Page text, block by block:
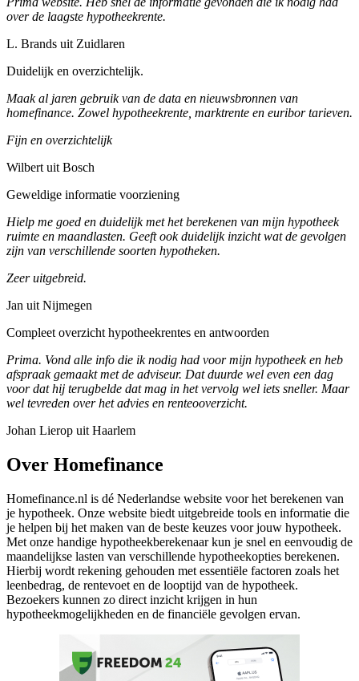
over de laagste hypotheekrente.
L. Brands uit Zuidlaren
Duidelijk en overzichtelijk.
Maak al jaren gebruik van de data en nieuwsbronnen van
homefinance. Zowel hypotheekrente, marktrente en euribor tarieven.
Fijn en overzichtelijk
Wilbert uit Bosch
Geweldige informatie voorziening
Hielp me goed en duidelijk met het berekenen van mijn hypotheek
ruimte en maandlasten. Geeft ook duidelijk inzicht wat de gevolgen
zijn van verschillende soorten hypotheken.
Zeer uitgebreid.
Jan uit Nijmegen
Compleet overzicht hypotheekrentes en antwoorden
Prima. Vond alle info die ik nodig had voor mijn hypotheek en heb
afspraak gemaakt met de adviseur. Dat duurde wel even een dag
voor dat hij terugbelde dat mag in het vervolg wel iets sneller. Maar
wel tevreden over het advies en renteooverzicht.
Johan Lierop uit Haarlem
Over Homefinance
Homefinance.nl is dé Nederlandse website voor het berekenen van
je hypotheek. Onze website biedt uitgebreide tools en informatie die
je helpen bij het maken van de beste keuzes voor jouw hypotheek.
Met onze handige hypotheekberekenaar kun je snel en eenvoudig de
maandelijkse lasten van verschillende hypotheekopties berekenen.
Hierbij wordt rekening gehouden met essentiële factoren zoals het
leenbedrag, de rentevoet en de looptijd van de hypotheek.
Bezoekers kunnen zo direct inzicht krijgen in hun
hypotheekmogelijkheden en de financiële gevolgen ervan.